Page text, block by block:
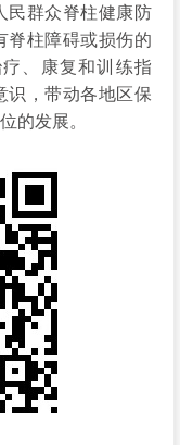
民群众脊柱健康防
脊柱障碍或损伤的
、康复和训练指
识，带动各地区保
的发展。